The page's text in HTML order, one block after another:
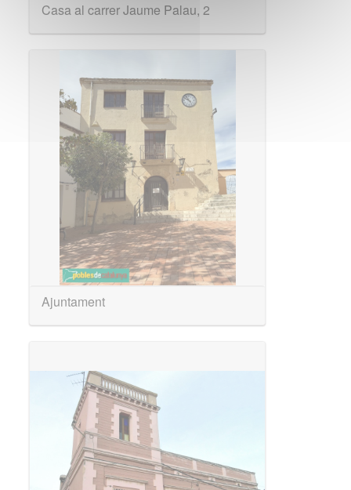
Casa al carrer Jaume Palau, 2
Ajuntament